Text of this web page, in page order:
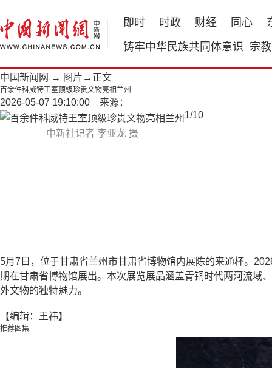
即时 时政 财经 同心
铸牢中华民族共同体意识 宗教
中国新闻网 → 图片 →正文
百余件科威特王室顶级珍贵文物亮相兰州
2026-05-07 19:10:00 来源：
中新社记者 李亚龙 摄
1/10
5月7日，位于甘肃省兰州市甘肃省博物馆内展陈的来通杯。
期在甘肃省博物馆展出。本次展览展品涵盖青铜时代两河流域
外文物的独特魅力。
【编辑：王祎】
推荐图集